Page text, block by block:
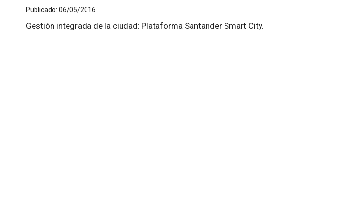
Publicado: 06/05/2016
Gestión integrada de la ciudad: Plataforma Santander Smart City.